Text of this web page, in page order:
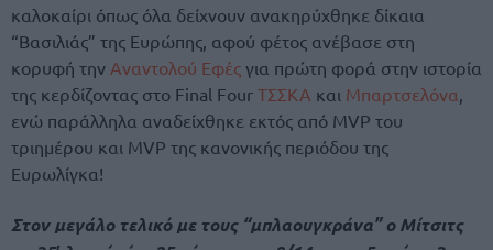
καλοκαίρι όπως όλα δείχνουν ανακηρύχθηκε δίκαια
“Βασιλιάς” της Ευρώπης, αφού φέτος ανέβασε στη
κορυφή την Αναντολού Εφές για πρώτη φορά στην ιστορία
της κερδίζοντας στο Final Four ΤΣΣΚΑ και Μπαρτσελόνα
ενώ παράλληλα αναδείχθηκε εκτός από MVP του
τριημέρου και MVP της κανονικής περιόδου της
Ευρωλίγκα!
Στον μεγάλο τελικό με τους “μπλαουγκράνα” ο Μίτσιτς